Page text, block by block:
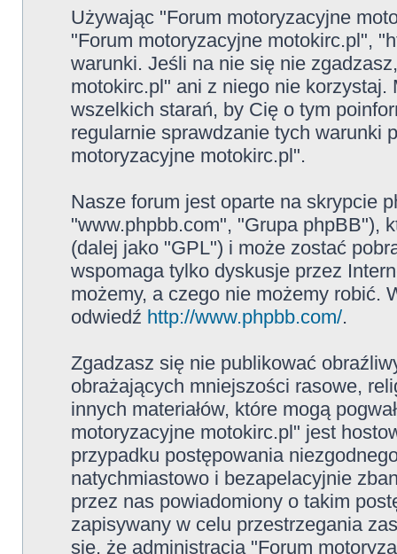
Używając "Forum motoryzacyjne
"Forum motoryzacyjne motokirc.pl",
warunki. Jeśli na nie się nie
motokirc.pl" ani z niego nie korzystaj.
wszelkich starań, by Cię o tym
regularnie sprawdzanie tych warunki
motoryzacyjne motokirc.pl".
Nasze forum jest oparte na skrypcie
"www.phpbb.com", "Grupa phpBB"),
(dalej jako "GPL") i może zostać
wspomaga tylko dyskusje przez
możemy, a czego nie możemy robić.
odwiedź http://www.phpbb.com/.
Zgadzasz się nie publikować
obrażających mniejszości rasowe,
innych materiałów, które mogą
motoryzacyjne motokirc.pl" jest
przypadku postępowania
natychmiastowo i bezapelacyjnie
przez nas powiadomiony o takim
zapisywany w celu przestrzegania
się, że administracja "Forum